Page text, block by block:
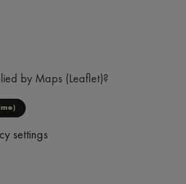
by Maps (Leaflet)?
settings